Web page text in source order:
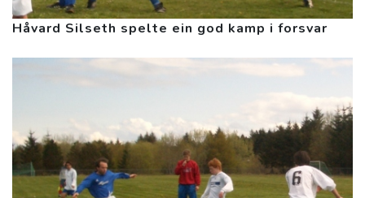
Håvard Silseth spelte ein god kamp i forsvar